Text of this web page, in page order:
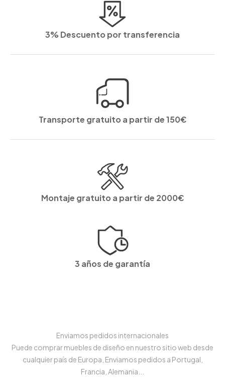
3% Descuento por transferencia
Transporte gratuito a partir de 150€
Montaje gratuito a partir de 2000€
3 años de garantía
Enviamos pedidos internacionales
Puede comprar muebles de diseño en nuestro sitio web desde
cualquier país de Europa, Enviamos pedidos a Portugal,
Francia, Alemania...